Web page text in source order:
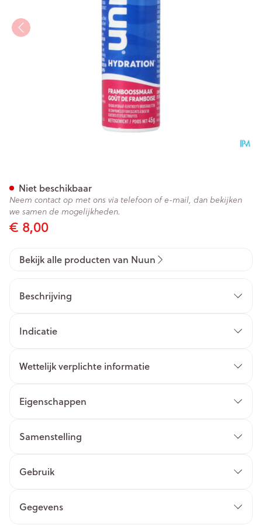
€ 8,00
Niet beschikbaar
Neem contact op met ons via telefoon of e-mail, dan bekijken
we samen de mogelijkheden.
Bekijk alle producten van Nuun
Beschrijving
Indicatie
Wettelijk verplichte informatie
Eigenschappen
Samenstelling
Gebruik
Gegevens